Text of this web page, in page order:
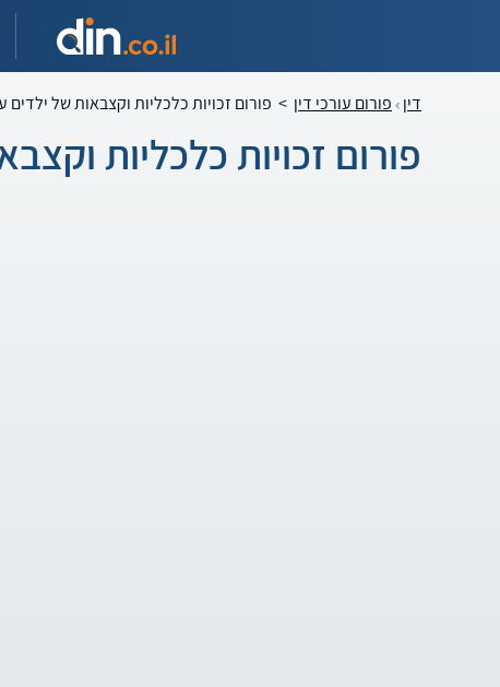
דין פורום עורכי דין > פורום זכויות כלכליות וקצבאות של ילדים
פורום זכויות כלכליות